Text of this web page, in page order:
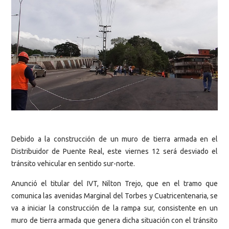
Debido a la construcción de un muro de tierra armada en el
Distribuidor de Puente Real, este viernes 12 será desviado el
tránsito vehicular en sentido sur-norte.
Anunció el titular del IVT, Nilton Trejo, que en el tramo que
comunica las avenidas Marginal del Torbes y Cuatricentenaria, se
va a iniciar la construcción de la rampa sur, consistente en un
muro de tierra armada que genera dicha situación con el tránsito